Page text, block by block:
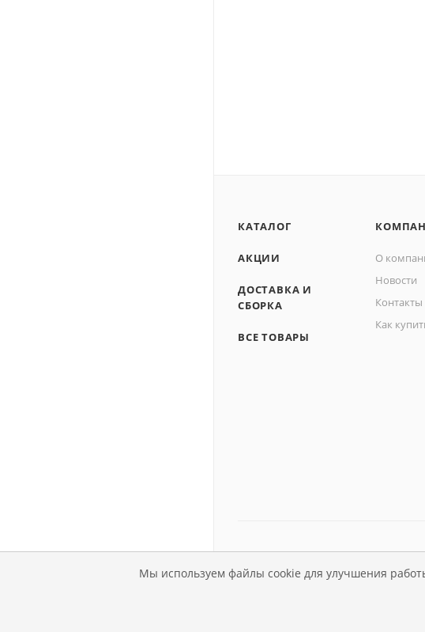
Мы используем файлы cookie для улучшения
КАТАЛОГ
АКЦИИ
ДОСТАВКА И
СБОРКА
ВСЕ ТОВАРЫ
О
Новости
Контакты
Как
© Магазин детской мебели Династия